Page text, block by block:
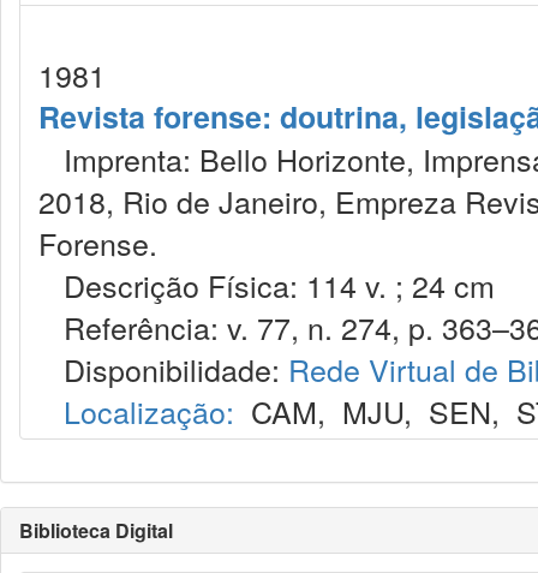
1981
Revista forense: doutrina,
Imprenta: Bello Horizonte,
2018, Rio de Janeiro, Empreza
Forense.
Descrição Física: 114 v. ; 24 cm
Referência: v. 77, n. 274, p.
Disponibilidade: Rede Virtual de
Localização: CAM, MJU, SEN,
Biblioteca Digital